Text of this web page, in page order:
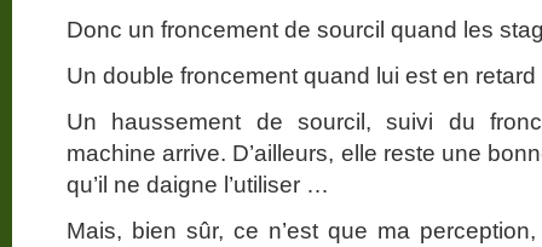
Donc un froncement de sourcil quand les
Un double froncement quand lui est en retard
Un haussement de sourcil, suivi du
machine arrive. D’ailleurs, elle reste une
qu’il ne daigne l’utiliser …
Mais, bien sûr, ce n’est que ma